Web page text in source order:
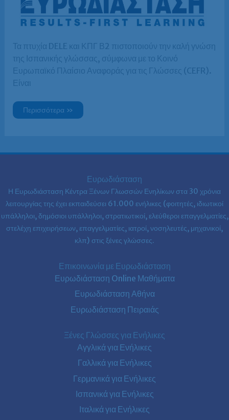
Τα πτυχία DELE και ΚΠΓ Β2 πιστοποιούν την καλή γνώση
της Ισπανικής γλώσσας, σύμφωνα με το Κοινό
Ευρωπαϊκό Πλαίσιο Αναφοράς για τις Γλώσσες (CEFR).
Είναι
DELE
και
Περισσότερα »
Ευρωδιάσταση
Η Ευρωδιάσταση Κέντρα Ξένων Γλωσσών Ενηλίκων στα 30 χρόνια
λειτουργίας της έχει εκπαιδεύσει 61.000 ενήλικες (φοιτητές, ιδιωτικοί
υπάλληλοι, δημόσιοι υπάλληλοι, στρατιωτικοί, ελεύθεροι επαγγελματίες,
στελέχη επιχειρήσεων, επαγγελματίες, ιατροί, νοσηλευτές, μηχανικοί,
κλπ) στις ξένες γλώσσες.
Επικοινωνία με Ευρωδιάσταση
Ευρωδιάσταση Online Μαθήματα
Ευρωδιάσταση Αθήνα
Ευρωδιάσταση Πειραιάς
Ξένες Γλώσσες για Ενήλικες
Αγγλικά για Ενήλικες
Γαλλικά για Ενήλικες
Γερμανικά για Ενήλικες
Ισπανικά για Ενήλικες
Ιταλικά για Ενήλικες